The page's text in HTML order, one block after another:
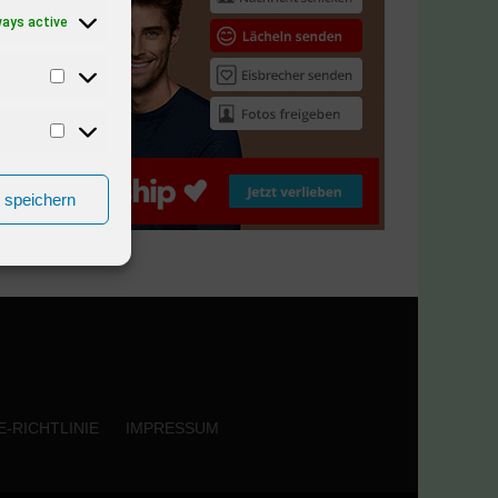
active
speichern
RICHTLINIE IMPRESSUM